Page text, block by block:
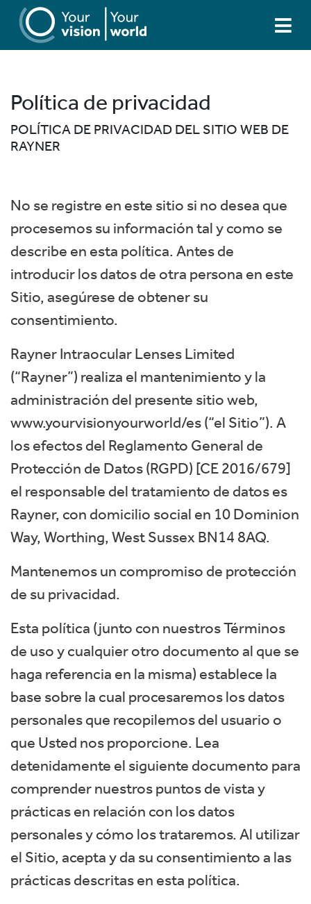
Política de privacidad
POLÍTICA DE PRIVACIDAD DEL SITIO WEB DE
RAYNER
No se registre en este sitio si no desea que
procesemos su información tal y como se
describe en esta política. Antes de
introducir los datos de otra persona en este
Sitio, asegúrese de obtener su
consentimiento.
Rayner Intraocular Lenses Limited
(“Rayner”) realiza el mantenimiento y la
administración del presente sitio web,
www.yourvisionyourworld/es(“el Sitio”). A
los efectos del Reglamento General de
Protección de Datos (RGPD) [CE 2016/679]
el responsable del tratamiento de datos es
Rayner, con domicilio social en 10 Dominion
Way, Worthing, West Sussex BN14 8AQ.
Mantenemos un compromiso de protección
de su privacidad.
Esta política (junto con nuestros Términos
de uso y cualquier otro documento al que se
haga referencia en la misma) establece la
base sobre la cual procesaremos los datos
personales que recopilemos del usuario o
que Usted nos proporcione. Lea
detenidamente el siguiente documento para
comprender nuestros puntos de vista y
prácticas en relación con los datos
personales y cómo los trataremos. Al utilizar
el Sitio, acepta y da su consentimiento a las
prácticas descritas en esta política.